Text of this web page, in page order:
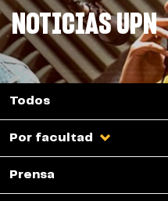
NOTICIAS UPN
Todos
Por facultad
Prensa